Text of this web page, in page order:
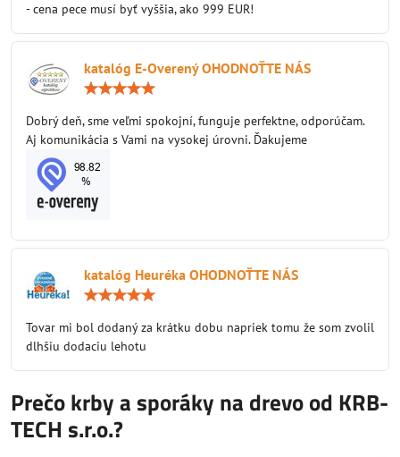
- cena pece musí byť vyššia, ako 999 EUR!
katalóg E-Overený OHODNOŤTE NÁS
5
Dobrý deň, sme veľmi spokojní, funguje perfektne, odporúčam.
Aj komunikácia s Vami na vysokej úrovni. Ďakujeme
katalóg Heuréka OHODNOŤTE NÁS
5
Tovar mi bol dodaný za krátku dobu napriek tomu že som zvolil
dlhšiu dodaciu lehotu
Prečo krby a sporáky na drevo od KRB-
TECH s.r.o.?